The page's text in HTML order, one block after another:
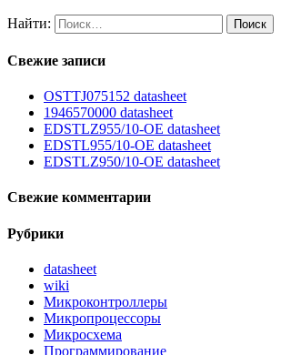
Найти:
Свежие записи
OSTTJ075152 datasheet
1946570000 datasheet
EDSTLZ955/10-OE datasheet
EDSTL955/10-OE datasheet
EDSTLZ950/10-OE datasheet
Свежие комментарии
Рубрики
datasheet
wiki
Микроконтроллеры
Микропроцессоры
Микросхема
Программирование